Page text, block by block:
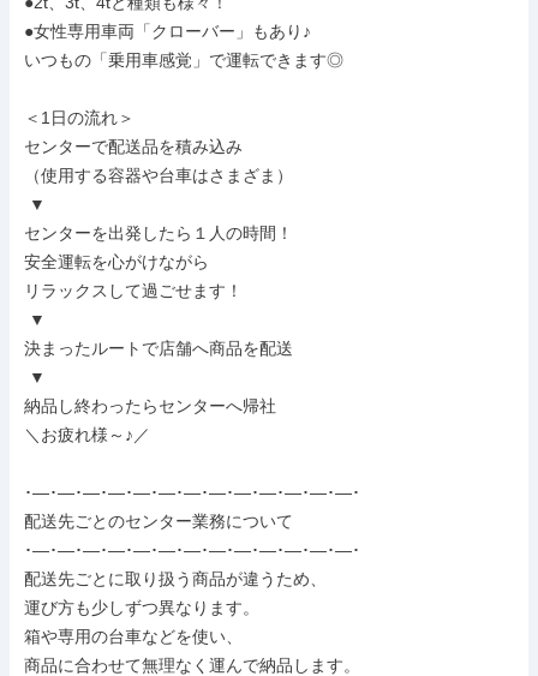
●女性専用車両「クローバー」もあり♪
いつもの「乗用車感覚」で運転できます◎
＜1日の流れ＞
センターで配送品を積み込み
（使用する容器や台車はさまざま）
センターを出発したら１人の時間！
安全運転を心がけながら
リラックスして過ごせます！
決まったルートで店舗へ商品を配送
納品し終わったらセンターへ帰社
＼お疲れ様～♪／
･―･―･―･―･―･―･―･―･―･―･―･―･―･
配送先ごとのセンター業務について
･―･―･―･―･―･―･―･―･―･―･―･―･―･
配送先ごとに取り扱う商品が違うため、
運び方も少しずつ異なります。
箱や専用の台車などを使い、
商品に合わせて無理なく運んで納品します。